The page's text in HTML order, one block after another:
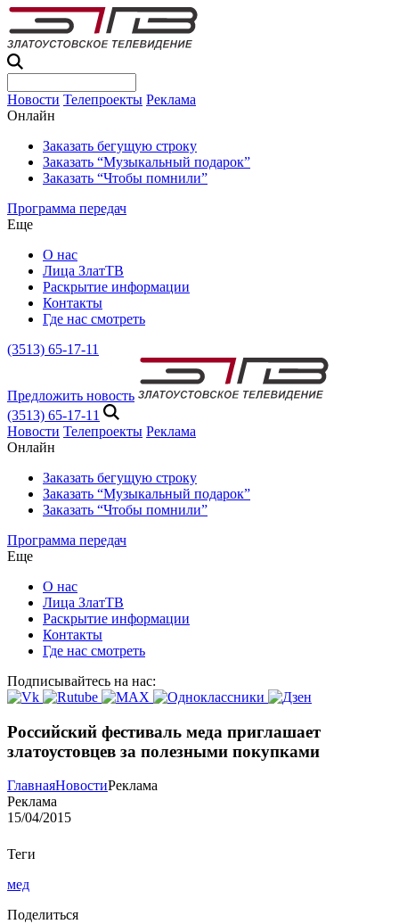
Новости Телепроекты Реклама
Онлайн
Заказать бегущую строку
Заказать “Музыкальный подарок”
Заказать “Чтобы помнили”
Программа передач
Еще
О нас
Лица ЗлатТВ
Раскрытие информации
Контакты
Где нас смотреть
(3513) 65-17-11
Предложить новость
(3513) 65-17-11
Новости Телепроекты Реклама
Онлайн
Заказать бегущую строку
Заказать “Музыкальный подарок”
Заказать “Чтобы помнили”
Программа передач
Еще
О нас
Лица ЗлатТВ
Раскрытие информации
Контакты
Где нас смотреть
Подписывайтесь на нас:
Российский фестиваль меда приглашает
златоустовцев за полезными покупками
ГлавнаяНовостиРеклама
Реклама
15/04/2015
Теги
мед
Поделиться